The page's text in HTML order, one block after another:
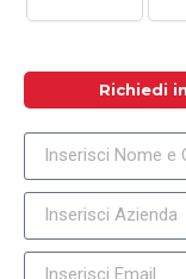
Richiedi